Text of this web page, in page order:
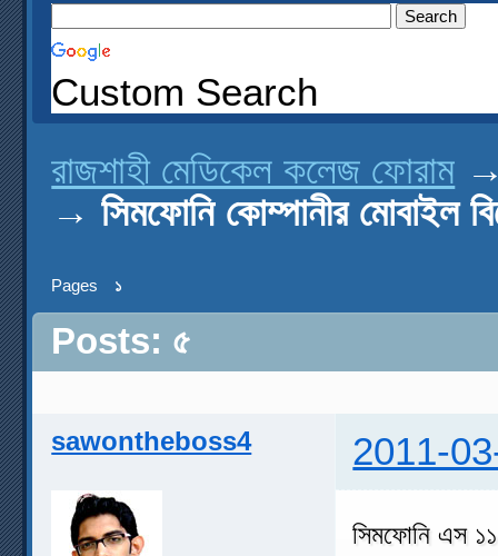
Custom Search
রাজশাহী মেডিকেল কলেজ ফোরাম
→সিমফোনি কোম্পানীর মোবাইল
Pages ১
Posts: ৫
sawontheboss4 2011-
সিমফোনি এস